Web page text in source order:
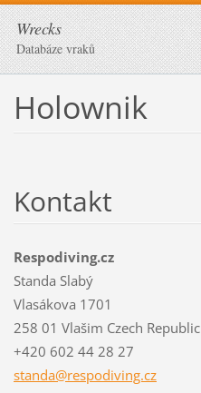
Wrecks
Databáze vraků
Holownik
Kontakt
Respodiving.cz
Standa Slabý
Vlasákova 1701
258 01 Vlašim Czech Republic
+420 602 44 28 27
standa@respodiving.cz